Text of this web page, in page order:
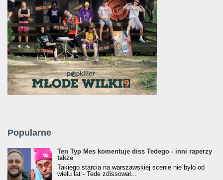
Popularne
Ten Typ Mes komentuje diss Tedego - inni raperzy
także
Takiego starcia na warszawskiej scenie nie było od
wielu lat - Tede zdissował...